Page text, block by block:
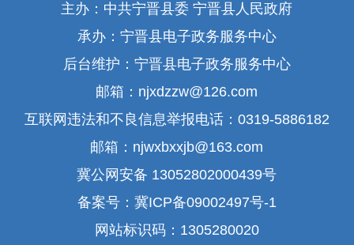
主办：中共宁晋县委 宁晋县人民政府
承办：宁晋县电子政务服务中心
后台维护：宁晋县电子政务服务中心
邮箱：njxdzzw@126.com
互联网违法和不良信息举报电话：0319-5886182
邮箱：njwxbxxjb@163.com
冀公网安备 13052802000439号
备案号：冀ICP备09002497号-1
网站标识码：1305280020